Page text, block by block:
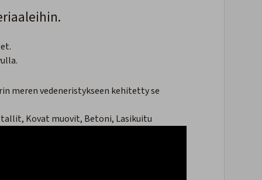
meren vedeneristykseen kehitetty se
Kovat muovit, Betoni, Lasikuitu